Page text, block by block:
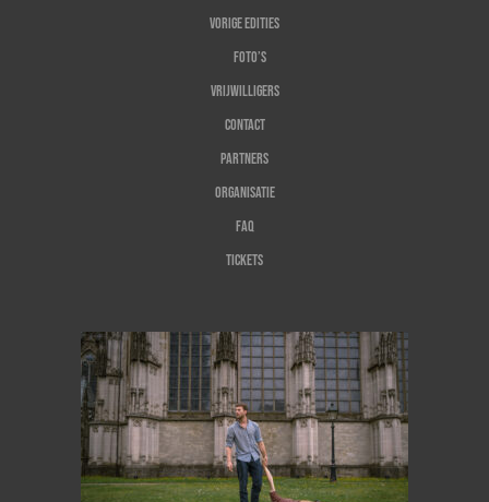
Vorige edities
Foto’s
Vrijwilligers
Contact
Partners
Organisatie
FAQ
Tickets